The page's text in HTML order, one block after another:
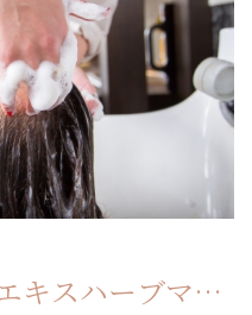
キスハーブマジ